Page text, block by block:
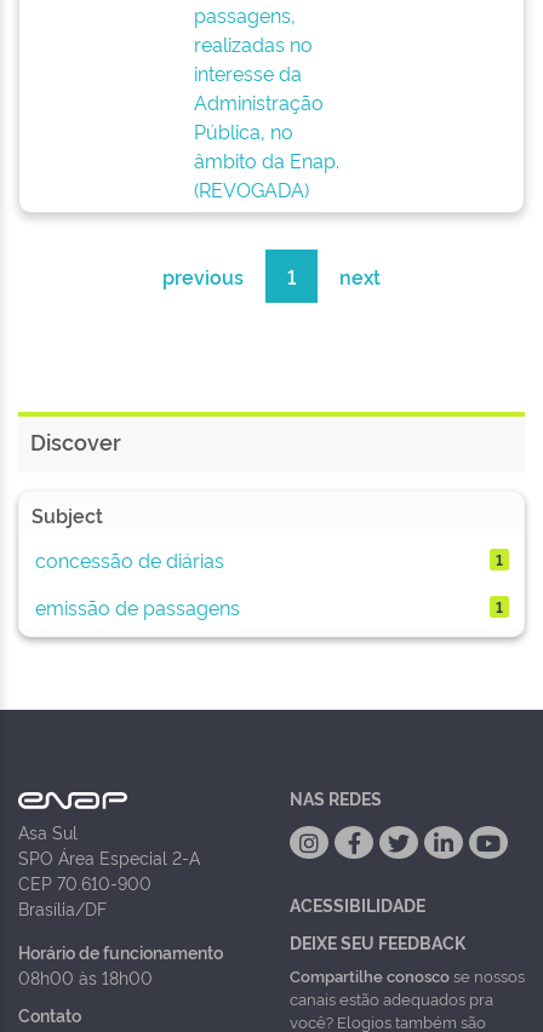
passagens,
realizadas no
interesse da
Administração
Pública, no
âmbito da Enap.
(REVOGADA)
previous 1 next
Discover
Subject
concessão de diárias
1
emissão de passagens 1
Asa Sul
SPO Área Especial 2-A
CEP 70.610-900
Brasília/DF
Horário de funcionamento
08h00 às 18h00
Contato
NAS REDES
ACESSIBILIDADE
DEIXE SEU FEEDBACK
Compartilhe conoscose nossos
canais estão adequados pra
você? Elogios também são